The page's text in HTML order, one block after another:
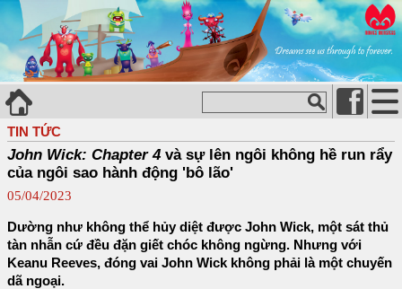
TIN TỨC
John Wick: Chapter 4 và sự lên ngôi không hề run rẩy
của ngôi sao hành động 'bô lão'
05/04/2023
Dường như không thể hủy diệt được John Wick, một sát thủ
tàn nhẫn cứ đều đặn giết chóc không ngừng. Nhưng với
Keanu Reeves, đóng vai John Wick không phải là một chuyến
dã ngoại.